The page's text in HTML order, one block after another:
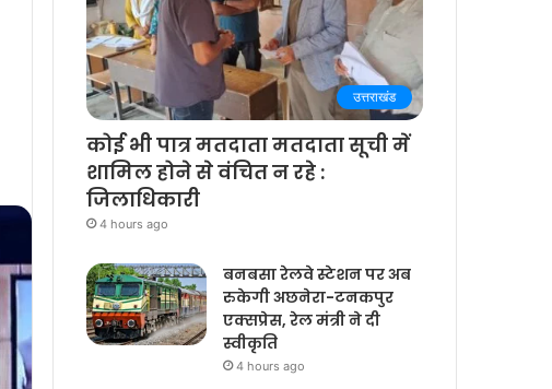
उत्तराखंड
कोई भी पात्र मतदाता मतदाता सूची में
शामिल होने से वंचित न रहे :
जिलाधिकारी
4 hours ago
बनबसा रेलवे स्टेशन पर अब
रुकेगी अछनेरा-टनकपुर
एक्सप्रेस, रेल मंत्री ने दी
स्वीकृति
4 hours ago